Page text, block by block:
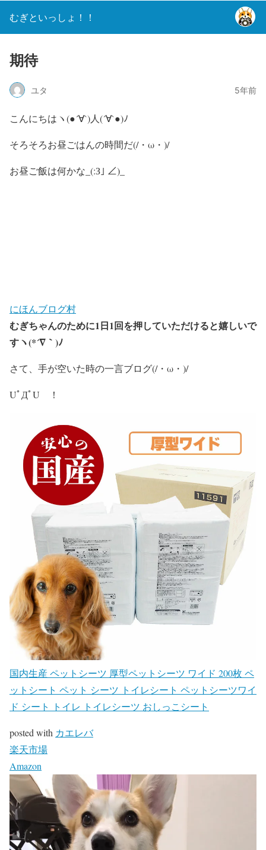
むぎといっしょ！！
期待
ユタ 5年前
こんにちはヽ(●´∀`)人(´∀`●)ﾉ
そろそろお昼ごはんの時間だ(/・ω・)/
お昼ご飯は何かな_(:З｣ ∠)_
にほんブログ村
むぎちゃんのために1日1回を押していただけると嬉しいで
すヽ(*´∇ ｀ )ﾉ
さて、手が空いた時の一言ブログ(/・ω・)/
UﾟДﾟU ！
国内生産 ペットシーツ 厚型ペットシーツ ワイド 200枚 ペ
ットシート ペット シーツ トイレシート ペットシーツワイ
ド シート トイレ トイレシーツ おしっこシート
posted with カエレバ
楽天市場
Amazon